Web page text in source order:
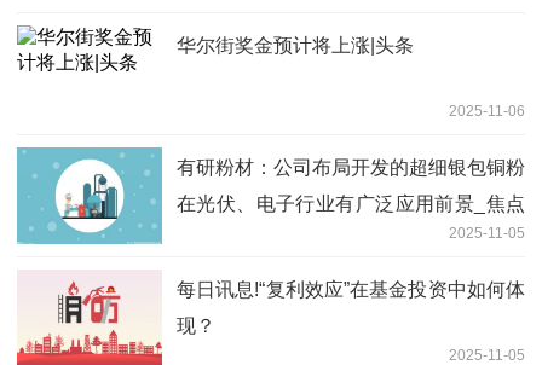
华尔街奖金预计将上涨|头条
2025-11-06
有研粉材：公司布局开发的超细银包铜粉
在光伏、电子行业有广泛应用前景_焦点
2025-11-05
每日讯息!“复利效应”在基金投资中如何体
现？
2025-11-05